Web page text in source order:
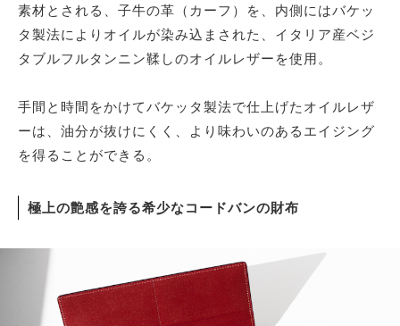
素材とされる、子牛の革（カーフ）を、内側にはバケッ
タ製法によりオイルが染み込まされた、イタリア産ベジ
タブルフルタンニン鞣しのオイルレザーを使用。
手間と時間をかけてバケッタ製法で仕上げたオイルレザ
ーは、油分が抜けにくく、より味わいのあるエイジング
を得ることができる。
極上の艶感を誇る希少なコードバンの財布